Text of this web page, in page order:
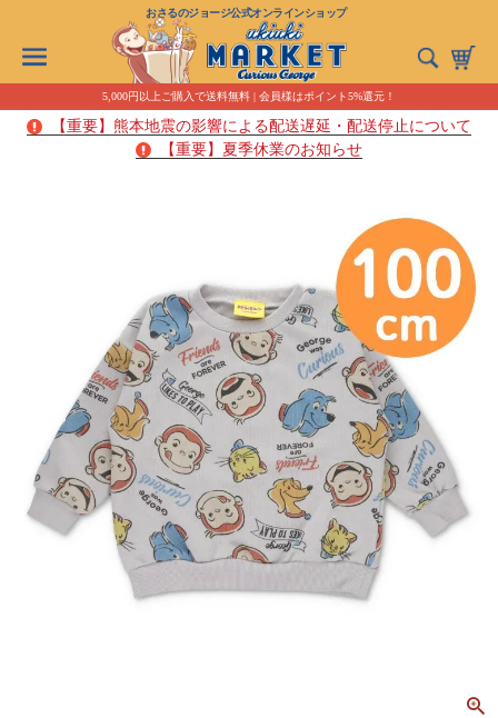
おさるのジョージ公式オンラインショップ
5,000円以上ご購入で送料無料 | 会員様はポイント5%還元！
【重要】熊本地震の影響による配送遅延・配送停止について
【重要】夏季休業のお知らせ